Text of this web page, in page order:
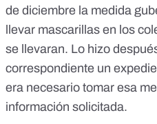
de diciembre la medida
llevar mascarillas en los
se llevaran. Lo hizo
correspondiente un
era necesario tomar esa
información solicitada.